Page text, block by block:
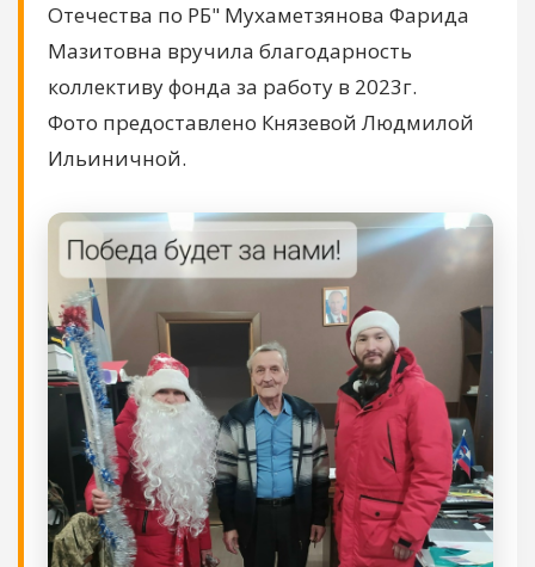
Отечества по РБ" Мухаметзянова Фарида
Мазитовна вручила благодарность
коллективу фонда за работу в 2023г.
Фото предоставлено Князевой Людмилой
Ильиничной.